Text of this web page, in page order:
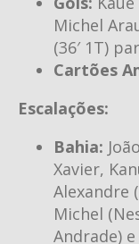
Michel
(36′ 1T)
Cartões
Escalações:
Bahia:
Xavier,
Alexandre
Michel
Andrade)